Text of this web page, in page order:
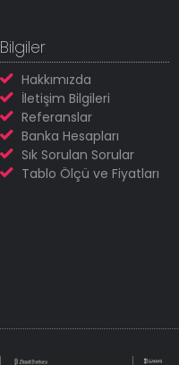
Bilgiler
Hakkımızda
İletişim Bilgileri
Referanslar
Banka Hesapları
Sık Sorulan Sorular
Tablo Ölçü ve Fiyatları